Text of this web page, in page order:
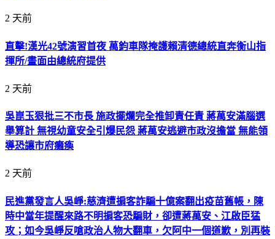
2 天前
直擊!漢光42號演習首夜 萬鈞車隊掩護賴清德總統直奔衡山指
揮所/畫面由總統府提供
2 天前
吳崑玉狠批三不市長 施政擺爛完全推卸責任責 蔣萬安滿腦選
舉算計 無視幼童安全引爆民怨 蔣萬安逃避市政沒擔當 無能領
導恐讓市府癱瘓
2 天前
民進黨發言人吳崢:慈濟遭掮客詐騙十億案翻出疫苗舊帳，陳
時中當年提醒來路不明掮客恐騙財，卻遭蔣萬安、江啟臣猛
攻；如今吳崢反嗆政治人物大翻車，欠阿中一個道歉，別再裝